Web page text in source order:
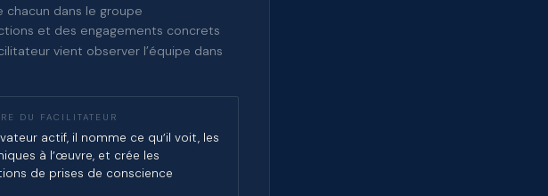
dans le groupe
et des engagements concrets
vient observer l’équipe dans
DU FACILITATEUR
actif, il nomme ce qu’il voit, les
à l’œuvre, et crée les
de prises de conscience